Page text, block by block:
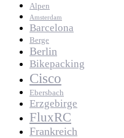
Alpen
Amsterdam
Barcelona
Berge
Berlin
Bikepacking
Cisco
Ebersbach
Erzgebirge
FluxRC
Frankreich